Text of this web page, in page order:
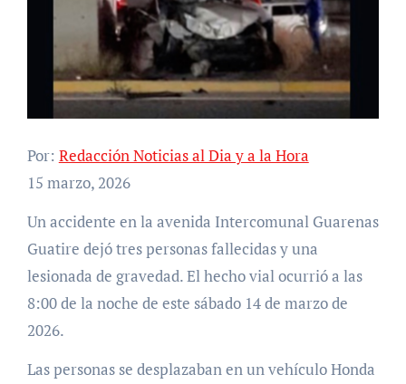
Por: Redacción Noticias al Dia y a la Hora
15 marzo, 2026
Un accidente en la avenida Intercomunal Guarenas
Guatire dejó tres personas fallecidas y una
lesionada de gravedad. El hecho vial ocurrió a las
8:00 de la noche de este sábado 14 de marzo de
2026.
Las personas se desplazaban en un vehículo Honda